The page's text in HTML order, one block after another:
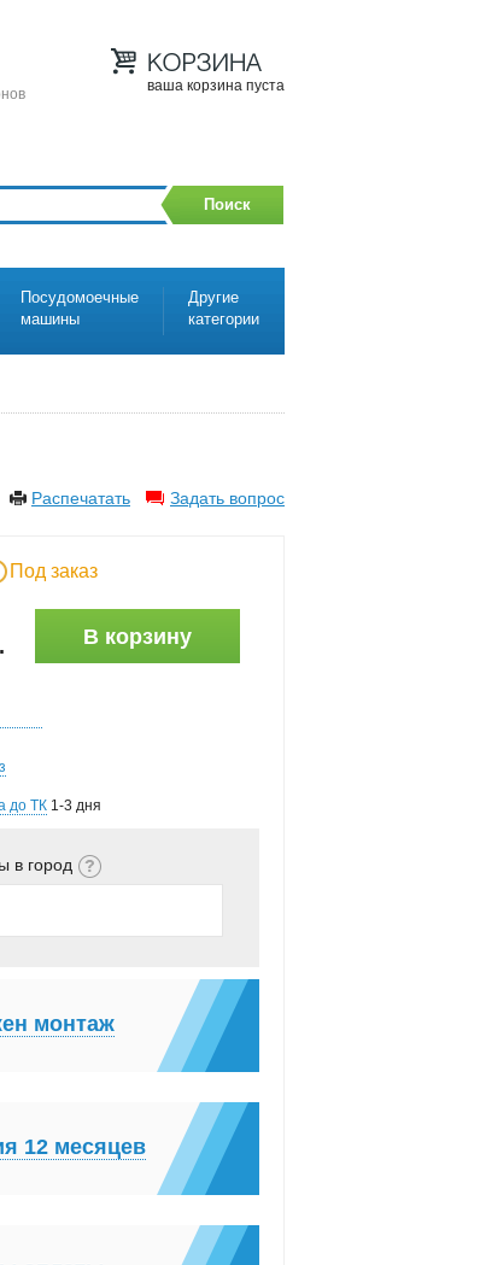
ваша корзина пуста
Поиск
Посудомоечные
машины
Другие
категории
Распечатать Задать вопрос
Под заказ
. В корзину
до ТК 1-3 дня
в город
монтаж
12 месяцев